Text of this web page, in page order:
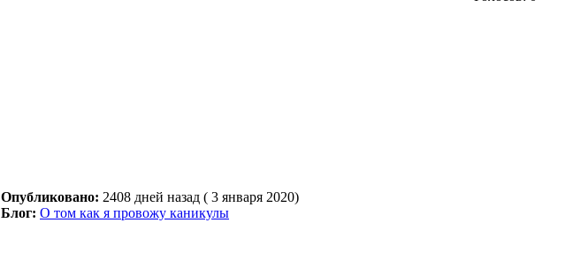
Опубликовано: 2408 дней назад ( 3 января 2020)
Блог: О том как я провожу каникулы